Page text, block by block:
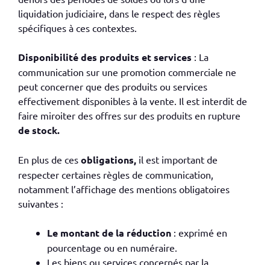
liquidation judiciaire, dans le respect des règles
spécifiques à ces contextes.
Disponibilité des produits et services : La
communication sur une promotion commerciale ne
peut concerner que des produits ou services
effectivement disponibles à la vente. Il est interdit de
faire miroiter des offres sur des produits en rupture
de stock.
En plus de ces obligations, il est important de
respecter certaines règles de communication,
notamment l’affichage des mentions obligatoires
suivantes :
Le montant de la réduction : exprimé en
pourcentage ou en numéraire.
Les biens ou services concernés par la